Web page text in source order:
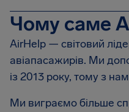
Чому саме
AirHelp — світовий
авіапасажирів. Ми
із 2013 року, тому з
Ми виграємо більше